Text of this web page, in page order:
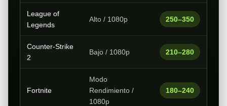
League of
Legends
Alto / 1080p 250–350
Counter-Strike
2
Bajo / 1080p 210–280
Fortnite
Modo
Rendimiento /
1080p
180–240